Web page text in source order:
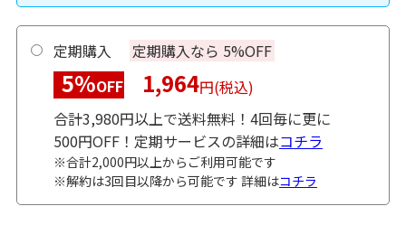
定期購入 定期購入なら 5%OFF
5%OFF 1,964円(税込)
合計3,980円以上で送料無料！4回毎に更に
500円OFF！定期サービスの詳細はコチラ
※合計2,000円以上からご利用可能です
※解約は3回目以降から可能です 詳細はコチラ